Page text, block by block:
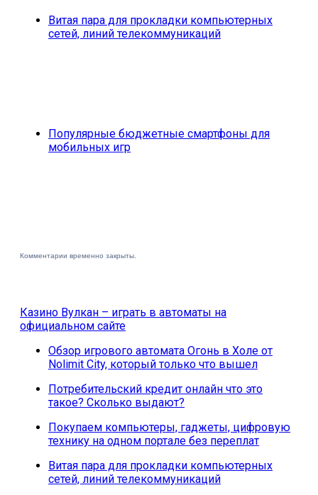
Витая пара для прокладки компьютерных
сетей, линий телекоммуникаций
Популярные бюджетные смартфоны для
мобильных игр
Комментарии временно закрыты.
Казино Вулкан – играть в автоматы на
официальном сайте
Обзор игрового автомата Огонь в Холе от
Nolimit City, который только что вышел
Потребительский кредит онлайн что это
такое? Сколько выдают?
Покупаем компьютеры, гаджеты, цифровую
технику на одном портале без переплат
Витая пара для прокладки компьютерных
сетей, линий телекоммуникаций